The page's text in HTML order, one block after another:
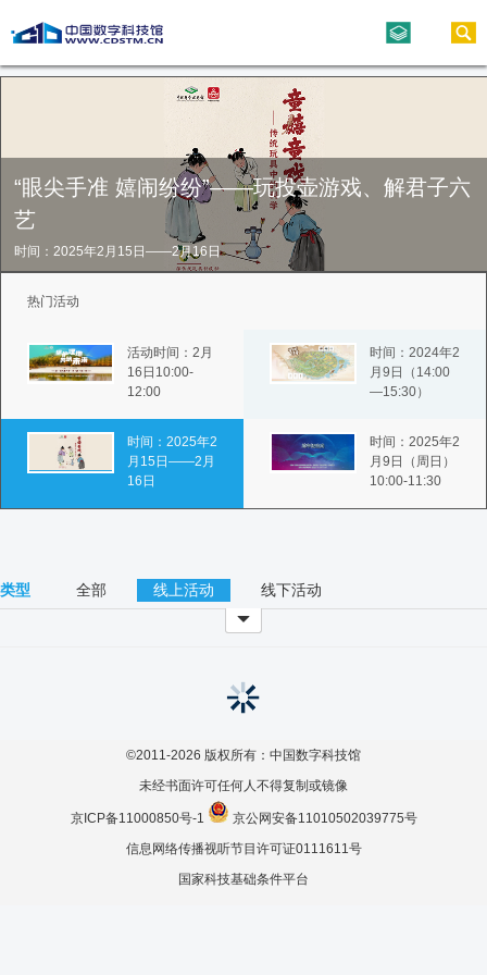
“眼尖手准 嬉闹纷纷”——玩投壶游戏、解君子六
艺
时间：2025年2月15日——2月16日
热门活动
活动时间：2月
16日10:00-
12:00
时间：2024年2
月9日（14:00
—15:30）
时间：2025年2
月15日——2月
16日
时间：2025年2
月9日（周日）
10:00-11:30
类型 全部 线上活动 线下活动
©2011-2026 版权所有：中国数字科技馆
未经书面许可任何人不得复制或镜像
京ICP备11000850号-1
京公网安备11010502039775号
信息网络传播视听节目许可证0111611号
国家科技基础条件平台